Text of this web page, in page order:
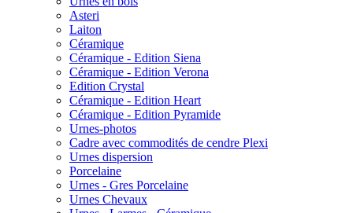
Asteri
Laiton
Céramique
Céramique - Edition Siena
Céramique - Edition Verona
Edition Crystal
Céramique - Edition Heart
Céramique - Edition Pyramide
Urnes-photos
Cadre avec commodités de cendre Plexi
Urnes dispersion
Porcelaine
Urnes - Gres Porcelaine
Urnes Chevaux